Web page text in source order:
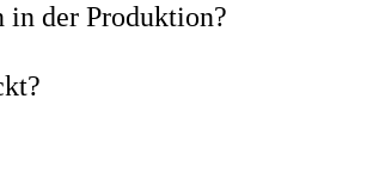
in der Produktion?